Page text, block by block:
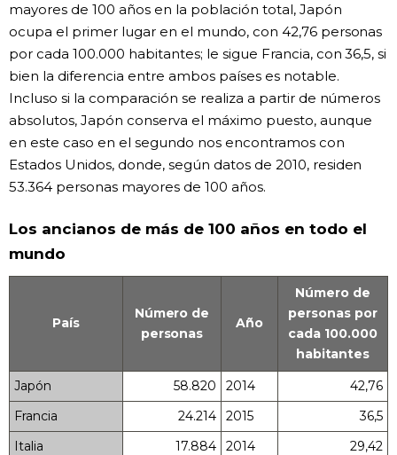
mayores de 100 años en la población total, Japón
ocupa el primer lugar en el mundo, con 42,76 personas
por cada 100.000 habitantes; le sigue Francia, con 36,5, si
bien la diferencia entre ambos países es notable.
Incluso si la comparación se realiza a partir de números
absolutos, Japón conserva el máximo puesto, aunque
en este caso en el segundo nos encontramos con
Estados Unidos, donde, según datos de 2010, residen
53.364 personas mayores de 100 años.
Los ancianos de más de 100 años en todo el
mundo
País
Número de
personas
Año
Número de
personas por
cada 100.000
habitantes
Japón
58.820 2014
42,76
Francia
24.214 2015
36,5
Italia
17.884 2014
29,42